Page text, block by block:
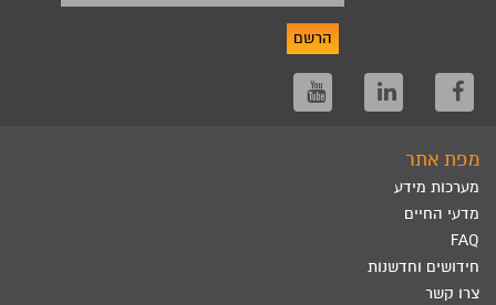
הרשם
מפת אתר
מערכות מידע
מדעי החיים
FAQ
חידושים וחדשנות
צרו קשר